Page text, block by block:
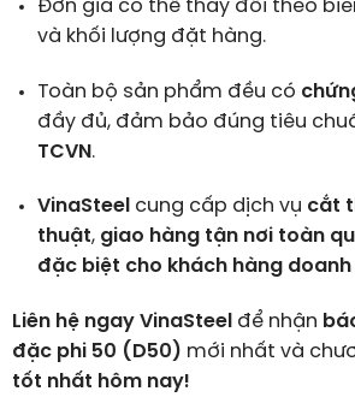
Đơn giá có thể thay đổi theo
và khối lượng đặt hàng.
Toàn bộ sản phẩm đều có
đầy đủ, đảm bảo đúng tiêu
TCVN .
VinaSteelcung cấp dịch vụ cắt
thuật, giao hàng tận nơi toàn
đặc biệt cho khách hàng doanh
Liên hệ ngay VinaSteel để nhận
đặc phi 50 (D50) mới nhất và
tốt nhất hôm nay!